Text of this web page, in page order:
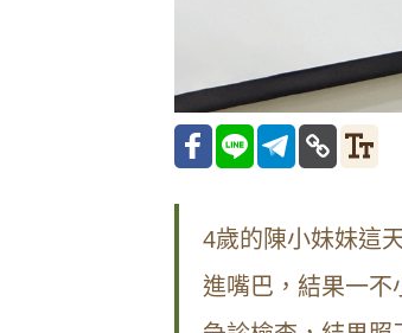
4歲的陳小妹妹這
進嘴巴，結果一不